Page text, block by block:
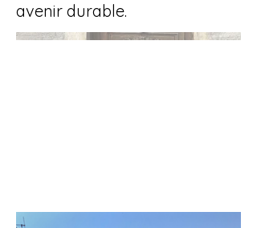
avenir durable.